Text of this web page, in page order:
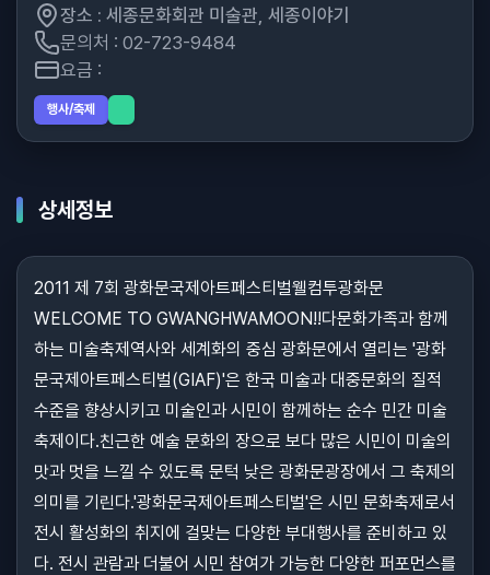
장소 : 세종문화회관 미술관, 세종이야기
문의처 : 02-723-9484
요금 :
행사/축제
상세정보
2011 제 7회 광화문국제아트페스티벌웰컴투광화문
WELCOME TO GWANGHWAMOON!!다문화가족과 함께
하는 미술축제역사와 세계화의 중심 광화문에서 열리는 '광화
문국제아트페스티벌(GIAF)'은 한국 미술과 대중문화의 질적
수준을 향상시키고 미술인과 시민이 함께하는 순수 민간 미술
축제이다.친근한 예술 문화의 장으로 보다 많은 시민이 미술의
맛과 멋을 느낄 수 있도록 문턱 낮은 광화문광장에서 그 축제의
의미를 기린다.'광화문국제아트페스티벌'은 시민 문화축제로서
전시 활성화의 취지에 걸맞는 다양한 부대행사를 준비하고 있
다. 전시 관람과 더불어 시민 참여가 가능한 다양한 퍼포먼스를